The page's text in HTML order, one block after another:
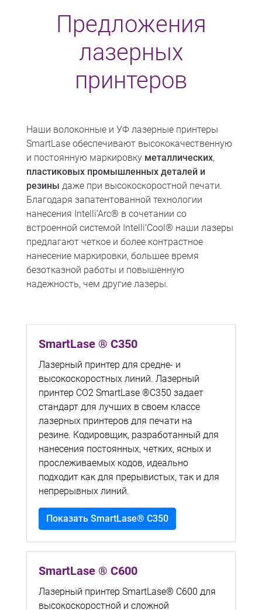
Предложения
лазерных
принтеров
Наши волоконные и УФ лазерные принтеры
SmartLase обеспечивают высококачественную
и постоянную маркировку металлических,
пластиковых промышленных деталей и
резины даже при высокоскоростной печати.
Благодаря запатентованной технологии
нанесения Intelli’Arc® в сочетании со
встроенной системой Intelli’Cool® наши лазеры
предлагают четкое и более контрастное
нанесение маркировки, большее время
безотказной работы и повышенную
надежность, чем другие лазеры.
SmartLase ® C350
Лазерный принтер для средне- и
высокоскоростных линий. Лазерный
принтер CO2 SmartLase ®C350 задает
стандарт для лучших в своем классе
лазерных принтеров для печати на
резине. Кодировщик, разработанный для
нанесения постоянных, четких, ясных и
прослеживаемых кодов, идеально
подходит как для прерывистых, так и для
непрерывных линий.
Показать SmartLase® C350
SmartLase ® C600
Лазерный принтер SmartLase® C600 для
высокоскоростной и сложной